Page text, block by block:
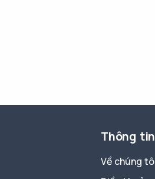
Thông tin
Về chúng